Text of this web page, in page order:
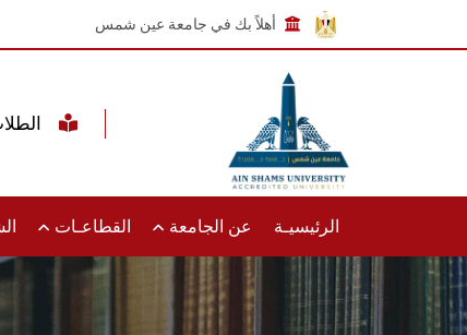
أهلاً بك في جامعة عين شمس
الرئيسيـة عن الجامعة القطاعـات